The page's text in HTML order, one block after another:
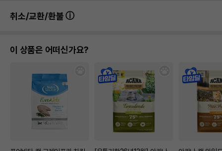
취소/교환/환불
이 상품은 어떠신가요?